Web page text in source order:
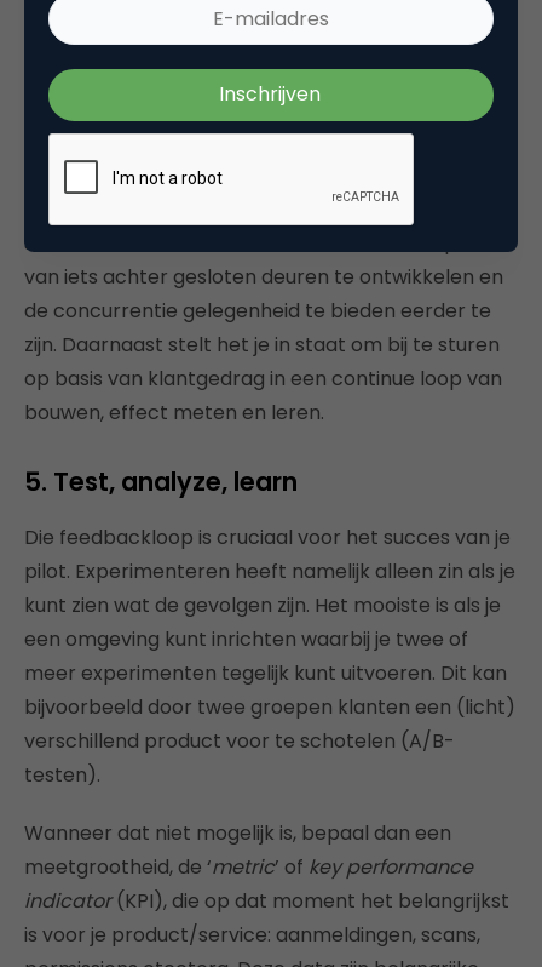
de meest urgente eisen voldoet. ‘Minimal’ is in dit
geval zeker niet synoniem aan een middelmatig
product, maar aan een minimaal aantal features
die vanaf dag één voor de klant een goede user
Het voordeel van zo’n product is dat je snel kunt
schakelen en iets in de markt kunt zetten in plaats
van iets achter gesloten deuren te ontwikkelen en
de concurrentie gelegenheid te bieden eerder te
zijn. Daarnaast stelt het je in staat om bij te sturen
op basis van klantgedrag in een continue loop van
bouwen, effect meten en leren.
5. Test, analyze, learn
Die feedbackloop is cruciaal voor het succes van je
pilot. Experimenteren heeft namelijk alleen zin als je
kunt zien wat de gevolgen zijn. Het mooiste is als je
een omgeving kunt inrichten waarbij je twee of
meer experimenten tegelijk kunt uitvoeren. Dit kan
bijvoorbeeld door twee groepen klanten een (licht)
verschillend product voor te schotelen (A/B-
testen).
Wanneer dat niet mogelijk is, bepaal dan een
meetgrootheid, de ‘metric’ of key performance
indicator(KPI), die op dat moment het belangrijkst
is voor je product/service: aanmeldingen, scans,